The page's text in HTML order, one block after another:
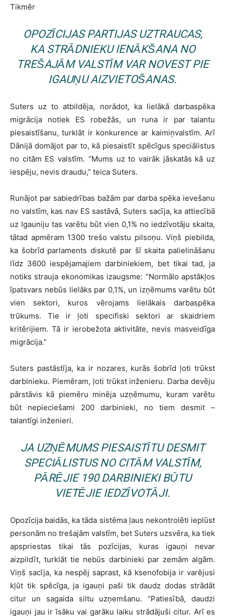
Tikmēr
OPOZĪCIJAS PARTIJAS UZTRAUCAS,
KA STRĀDNIEKU IENĀKŠANA NO
TREŠAJĀM VALSTĪM VAR NOVEST PIE
IGAUŅU AIZVIETOŠANAS.
Suters uz to atbildēja, norādot, ka lielākā darbaspēka
migrācija notiek ES robežās, un runa ir par talantu
piesaistīšanu, turklāt ir konkurence ar kaimiņvalstīm. Arī
Dānijā domājot par to, kā piesaistīt spēcīgus speciālistus
no citām ES valstīm. “Mums uz to vairāk jāskatās kā uz
iespēju, nevis draudu,” teica Suters.
Runājot par sabiedrības bažām par darba spēka ievešanu
no valstīm, kas nav ES sastāvā, Suters sacīja, ka attiecībā
uz Igauniju tas varētu būt vien 0,1% no iedzīvotāju skaita,
tātad apmēram 1300 trešo valstu pilsoņu. Viņš piebilda,
ka šobrīd parlaments diskutē par šī skaita palielināšanu
līdz 3600 iespējamajiem darbiniekiem, bet tikai tad, ja
notiks strauja ekonomikas izaugsme: “Normālo apstākļos
īpatsvars nebūs lielāks par 0,1%, un izņēmums varētu būt
vien sektori, kuros vērojams lielākais darbaspēka
trūkums. Tie ir ļoti specifiski sektori ar skaidriem
kritērijiem. Tā ir ierobežota aktivitāte, nevis masveidīga
migrācija.”
Suters pastāstīja, ka ir nozares, kurās šobrīd ļoti trūkst
darbinieku. Piemēram, ļoti trūkst inženieru. Darba devēju
pārstāvis kā piemēru minēja uzņēmumu, kuram varētu
būt nepieciešami 200 darbinieki, no tiem desmit –
talantīgi inženieri.
JA UZŅĒMUMS PIESAISTĪTU DESMIT
SPECIĀLISTUS NO CITĀM VALSTĪM,
PĀRĒJIE 190 DARBINIEKI BŪTU
VIETĒJIE IEDZĪVOTĀJI.
Opozīcija baidās, ka tāda sistēma ļaus nekontrolēti ieplūst
personām no trešajām valstīm, bet Suters uzsvēra, ka tiek
apspriestas tikai tās pozīcijas, kuras igauņi nevar
aizpildīt, turklāt tie nebūs darbinieki par zemām algām.
Viņš sacīja, ka nespēj saprast, kā ksenofobija ir varējusi
kļūt tik spēcīga, ja igauņi paši tik daudz dodas strādāt
citur un sagaida siltu uzņemšanu. “Patiesībā, daudzi
igauņi jau ir īsāku vai garāku laiku strādājuši citur. Arī es